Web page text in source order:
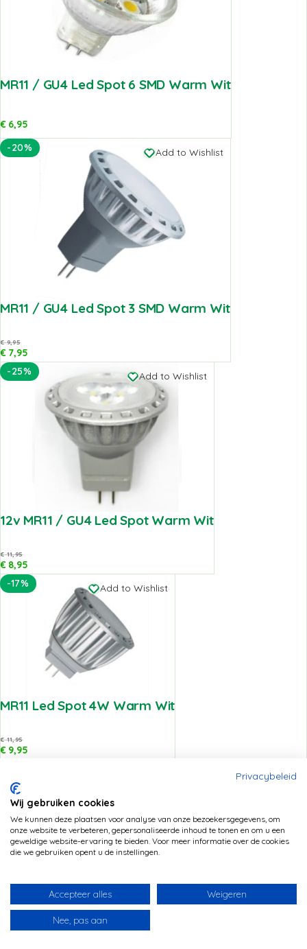
MR11 / GU4 Led Spot 6 SMD Warm Wit
€6,95
-20%
Add to Wishlist
MR11 / GU4 Led Spot 3 SMD Warm Wit
€9,95
€7,95
-25%
Add to Wishlist
12v MR11 / GU4 Led Spot Warm Wit
€11,95
€8,95
-17%
Add to Wishlist
MR11 Led Spot 4W Warm Wit
€11,95
€9,95
Add to Wishlist
Privacybeleid
Wij gebruiken cookies
We kunnen deze plaatsen voor analyse van onze bezoekersgegevens, om
onze website te verbeteren, gepersonaliseerde inhoud te tonen en om u een
geweldige website-ervaring te bieden. Voor meer informatie over de cookies
die we gebruiken opent u de instellingen.
Accepteer alles Weigeren
Nee, pas aan